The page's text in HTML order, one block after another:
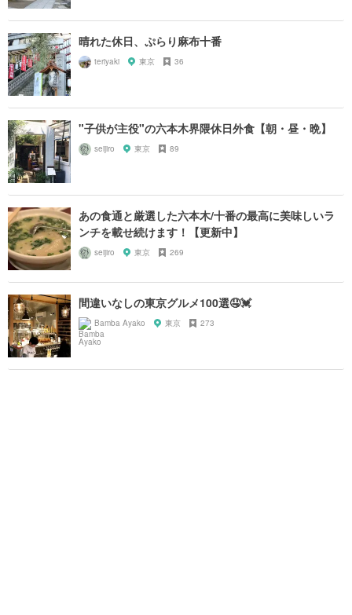
晴れた休日、ぷらり麻布十番
teriyaki 東京 36
"子供が主役"の六本木界隈休日外食【朝・昼・晩】
seijiro 東京 89
あの食通と厳選した六本木/十番の最高に美味しいラ
ンチを載せ続けます！【更新中】
seijiro 東京 269
間違いなしの東京グルメ100選🤤💓
Bamba Ayako 東京 273